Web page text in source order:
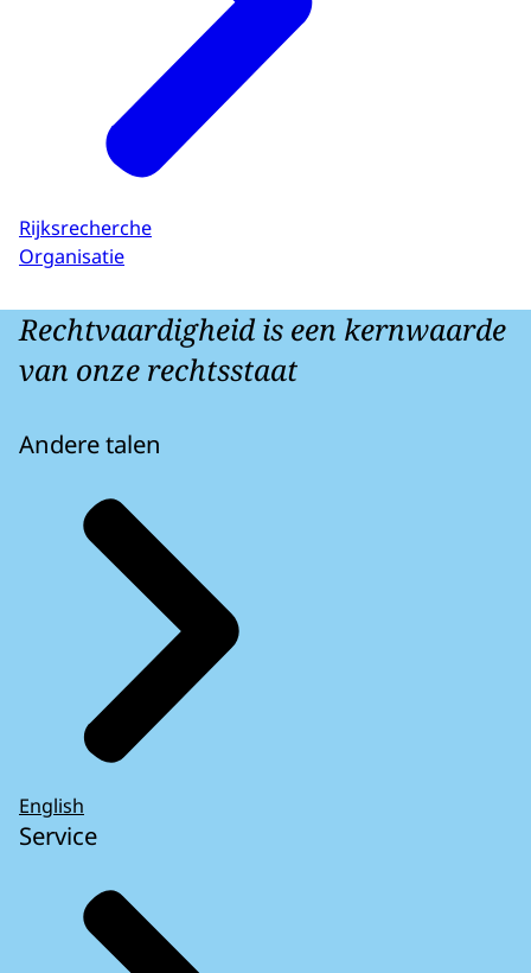
Rijksrecherche
Organisatie
Rechtvaardigheid is een kernwaarde
van onze rechtsstaat
Andere talen
English
Service